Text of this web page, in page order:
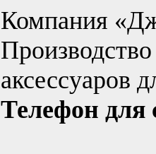
Компания
аксессуаров
Телефон для